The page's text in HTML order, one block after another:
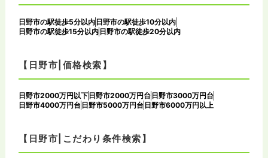
日野市の駅徒歩5分以内日野市の駅徒歩10分以内
日野市の駅徒歩15分以内日野市の駅徒歩20分以内
【日野市|価格検索】
日野市2000万円以下 日野市2000万円台 日野市3000万円台
日野市4000万円台 日野市5000万円台 日野市6000万円以上
【日野市|こだわり条件検索】